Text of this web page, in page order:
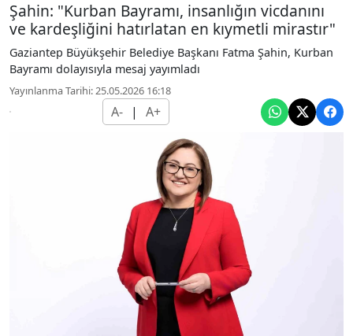
Şahin: "Kurban Bayramı, insanlığın vicdanını
ve kardeşliğini hatırlatan en kıymetli mirastır"
Gaziantep Büyükşehir Belediye Başkanı Fatma Şahin, Kurban
Bayramı dolayısıyla mesaj yayımladı
Yayınlanma Tarihi: 25.05.2026 16:18
A- | A+